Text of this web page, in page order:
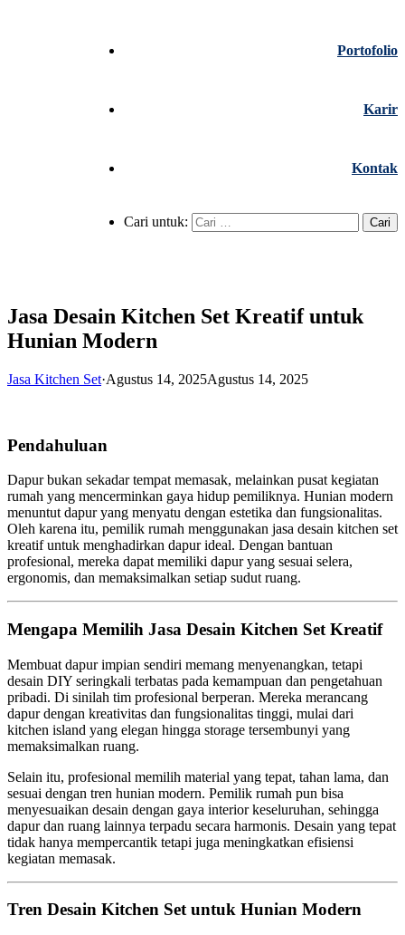
Portofolio
Karir
Kontak
Cari untuk:
Jasa Desain Kitchen Set Kreatif untuk
Hunian Modern
Jasa Kitchen Set·Agustus 14, 2025Agustus 14, 2025
Pendahuluan
Dapur bukan sekadar tempat memasak, melainkan pusat kegiatan
rumah yang mencerminkan gaya hidup pemiliknya. Hunian modern
menuntut dapur yang menyatu dengan estetika dan fungsionalitas.
Oleh karena itu, pemilik rumah menggunakan jasa desain kitchen set
kreatif untuk menghadirkan dapur ideal. Dengan bantuan
profesional, mereka dapat memiliki dapur yang sesuai selera,
ergonomis, dan memaksimalkan setiap sudut ruang.
Mengapa Memilih Jasa Desain Kitchen Set Kreatif
Membuat dapur impian sendiri memang menyenangkan, tetapi
desain DIY seringkali terbatas pada kemampuan dan pengetahuan
pribadi. Di sinilah tim profesional berperan. Mereka merancang
dapur dengan kreativitas dan fungsionalitas tinggi, mulai dari
kitchen island yang elegan hingga storage tersembunyi yang
memaksimalkan ruang.
Selain itu, profesional memilih material yang tepat, tahan lama, dan
sesuai dengan tren hunian modern. Pemilik rumah pun bisa
menyesuaikan desain dengan gaya interior keseluruhan, sehingga
dapur dan ruang lainnya terpadu secara harmonis. Desain yang tepat
tidak hanya mempercantik tetapi juga meningkatkan efisiensi
kegiatan memasak.
Tren Desain Kitchen Set untuk Hunian Modern